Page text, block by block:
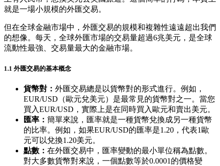
就是一場小規模的外匯交易。
但在全球金融市場中，外匯交易的規模和複雜性遠遠超出我們
的想像。每天，全球外匯市場的交易量超過6兆美元，是全球
流動性最強、交易量最大的金融市場。
1.1 外匯交易的基本概念
貨幣對： 外匯交易總是以貨幣對的形式進行。例如，
EUR/USD（歐元兌美元）是最常見的貨幣對之一。當您
買入EUR/USD，實際上是在同時買入歐元和賣出美元。
匯率： 簡單來說，匯率就是一種貨幣兌換成另一種貨幣
的比率。例如，如果EUR/USD的匯率是1.20，代表1歐
元可以兌換1.20美元。
點數： 在外匯交易中，匯率變動的最小單位稱為點數。
對大多數貨幣對來說，一個點數等於0.0001的價格變